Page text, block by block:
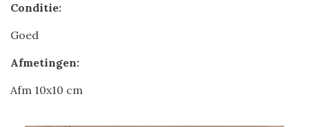
Conditie:
Goed
Afmetingen:
Afm 10x10 cm